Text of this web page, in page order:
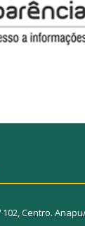
102, Centro.